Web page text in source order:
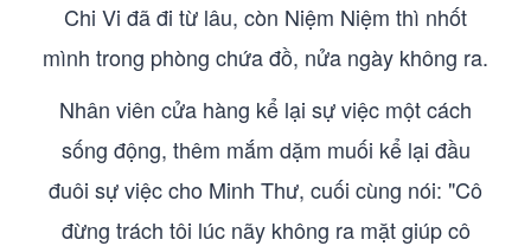
Chi Vi đã đi từ lâu, còn Niệm Niệm thì nhốt
mình trong phòng chứa đồ, nửa ngày không ra.
Nhân viên cửa hàng kể lại sự việc một cách
sống động, thêm mắm dặm muối kể lại đầu
đuôi sự việc cho Minh Thư, cuối cùng nói: "Cô
đừng trách tôi lúc nãy không ra mặt giúp cô